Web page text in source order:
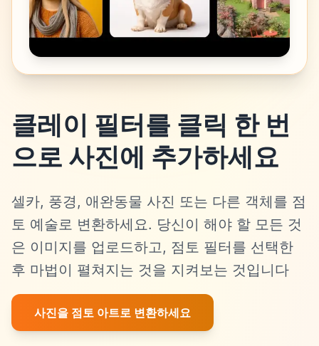
클레이 필터를 클릭 한 번
으로 사진에 추가하세요
셀카, 풍경, 애완동물 사진 또는 다른 객체를 점
토 예술로 변환하세요. 당신이 해야 할 모든 것
은 이미지를 업로드하고, 점토 필터를 선택한
후 마법이 펼쳐지는 것을 지켜보는 것입니다
사진을 점토 아트로 변환하세요